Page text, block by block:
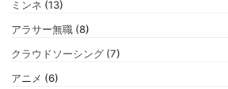
ミンネ (13)
アラサー無職 (8)
クラウドソーシング (7)
アニメ (6)